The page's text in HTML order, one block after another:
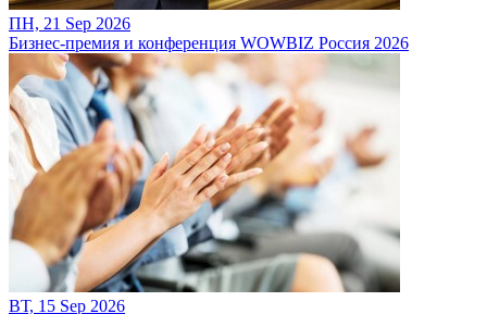
ПН, 21 Sep 2026
Бизнес-премия и конференция WOWBIZ Россия 2026
ВТ, 15 Sep 2026